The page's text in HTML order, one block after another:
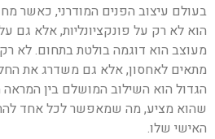
בעולם עיצוב הפנים המודרני, כאשר
הוא לא רק על פונקציונליות, אלא גם
מעוצב הוא דוגמה בולטת בתחום. לא
מתאים לאחסון, אלא גם משדרג את
הגדול הוא השילוב המושלם בין המראה
שהוא מציע, מה שמאפשר לכל אחד
האישי שלו.